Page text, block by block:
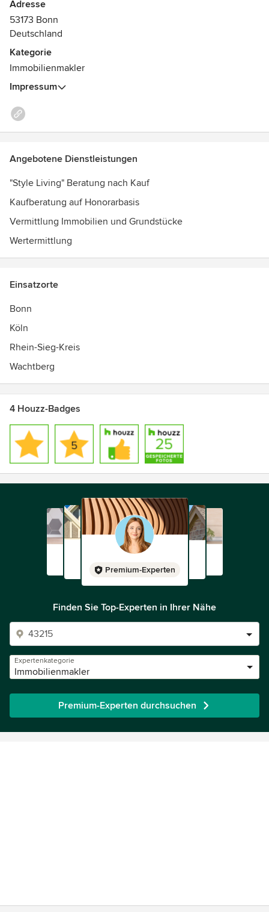
eines solchen Guts oder lassen Sie sich aufnehmen als
Kunde, der ein solches Gut kaufen möchte. Überzeugen
von ihr.
Adresse
53173 Bonn
Deutschland
Kategorie
Immobilienmakler
Impressum
Angebotene Dienstleistungen
"Style Living" Beratung nach Kauf
Kaufberatung auf Honorarbasis
Vermittlung Immobilien und Grundstücke
Wertermittlung
Einsatzorte
Bonn
Köln
Rhein-Sieg-Kreis
Wachtberg
4 Houzz-Badges
Premium-Experten
Finden Sie Top-Experten in Ihrer Nähe
Expertenkategorie
Immobilienmakler
Premium-Experten durchsuchen